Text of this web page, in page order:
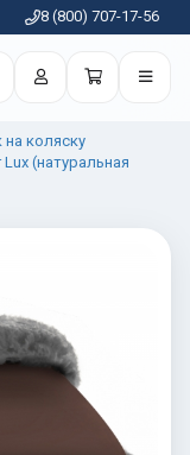
8 (800) 707-17-56
коляску
(натуральная